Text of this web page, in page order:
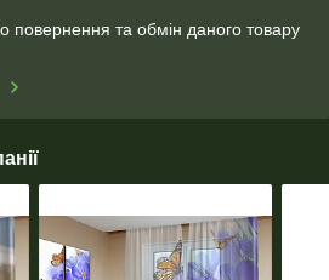
повернення та обмін даного товару